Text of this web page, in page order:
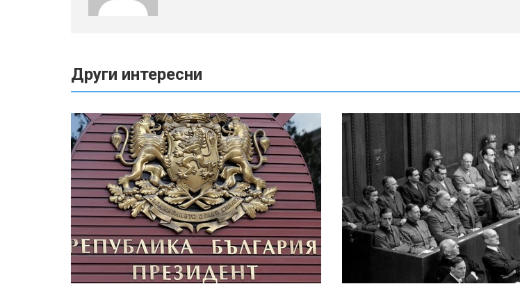
Други интересни